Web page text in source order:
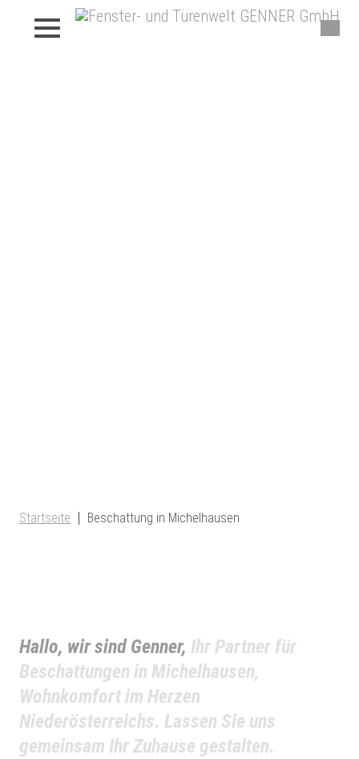
Beschattungen von Genner
Startseite Beschattung in Michelhausen
Hallo, wir sind Genner, Ihr Partner für
Beschattungen in Michelhausen,
Wohnkomfort im Herzen
Niederösterreichs. Lassen Sie uns
gemeinsam Ihr Zuhause gestalten.